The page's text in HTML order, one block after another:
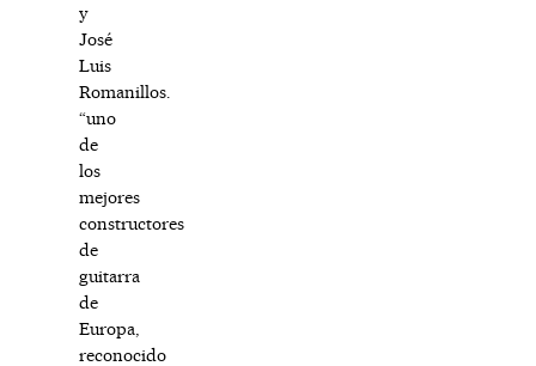
y
José
Luis
Romanillos.
“uno
de
los
mejores
constructores
de
guitarra
de
Europa,
reconocido